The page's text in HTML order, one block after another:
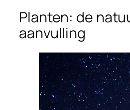
Planten: de
aanvulling